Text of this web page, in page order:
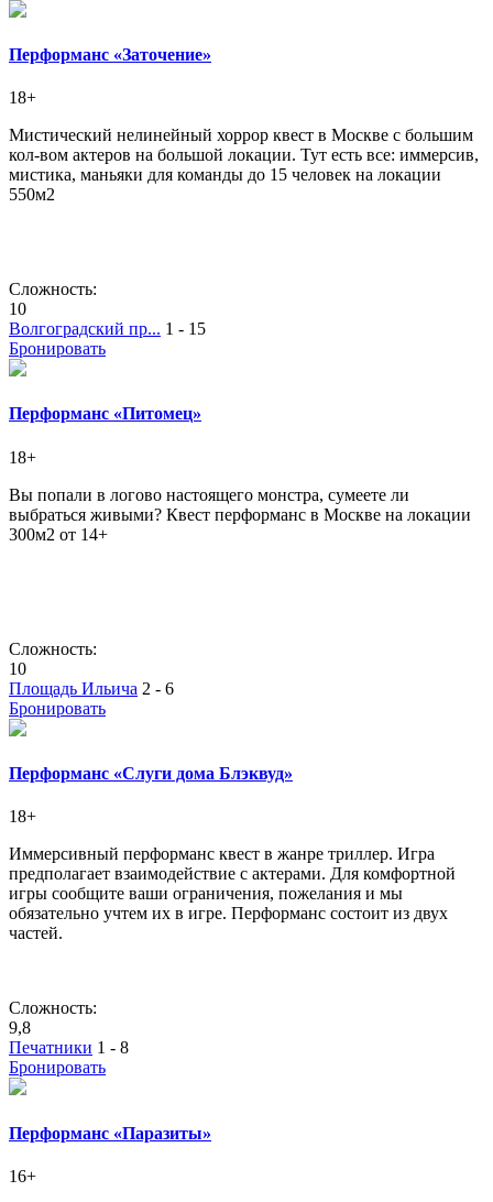
Перформанс «Заточение»
18+
Мистический нелинейный хоррор квест в Москве с большим
кол-вом актеров на большой локации. Тут есть все: иммерсив,
мистика, маньяки для команды до 15 человек на локации
550м2
Сложность:
10
Волгоградский пр... 1 - 15
Бронировать
Перформанс «Питомец»
18+
Вы попали в логово настоящего монстра, сумеете ли
выбраться живыми? Квест перформанс в Москве на локации
300м2 от 14+
Сложность:
10
Площадь Ильича 2 - 6
Бронировать
Перформанс «Слуги дома Блэквуд»
18+
Иммерсивный перформанс квест в жанре триллер. Игра
предполагает взаимодействие с актерами. Для комфортной
игры сообщите ваши ограничения, пожелания и мы
обязательно учтем их в игре. Перформанс состоит из двух
частей.
Сложность:
9,8
Печатники 1 - 8
Бронировать
Перформанс «Паразиты»
16+